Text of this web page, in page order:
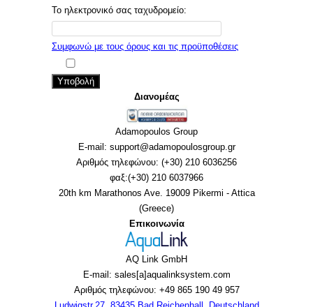
Το ηλεκτρονικό σας ταχυδρομείο:
Συμφωνώ με τους όρους και τις προϋποθέσεις
Υποβολή
Διανομέας
Adamopoulos Group
E-mail: support@adamopoulosgroup.gr
Αριθμός τηλεφώνου: (+30) 210 6036256
φαξ:(+30) 210 6037966
20th km Marathonos Ave. 19009 Pikermi - Attica
(Greece)
Επικοινωνία
AQ Link GmbH
E-mail: sales[a]aqualinksystem.com
Αριθμός τηλεφώνου: +49 865 190 49 957